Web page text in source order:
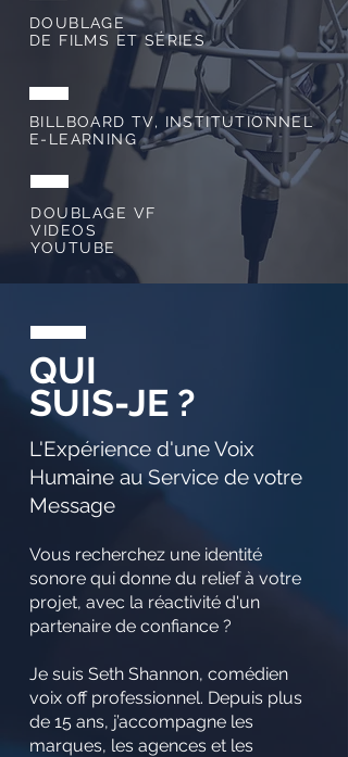
DOUBLAGE
DE FILMS ET SÉRIES
BILLBOARD TV, INSTITUTIONNEL
E-LEARNING
DOUBLAGE VF
VIDEOS
YOUTUBE
QUI
SUIS-JE ?
L'Expérience d'une Voix
Humaine au Service de votre
Message
Vous recherchez une identité
sonore qui donne du relief à votre
projet, avec la réactivité d'un
partenaire de confiance ?
Je suis Seth Shannon, comédien
voix off professionnel. Depuis plus
de 15 ans, j’accompagne les
marques, les agences et les